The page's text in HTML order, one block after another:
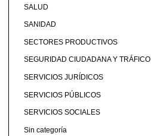
SALUD
SANIDAD
SECTORES PRODUCTIVOS
SEGURIDAD CIUDADANA Y TRÁFICO
SERVICIOS JURÍDICOS
SERVICIOS PÚBLICOS
SERVICIOS SOCIALES
Sin categoría